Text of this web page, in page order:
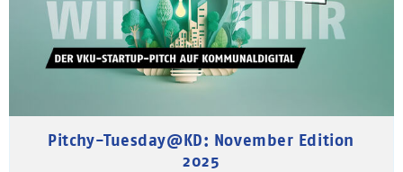
Pitchy-Tuesday@KD: November Edition
2025